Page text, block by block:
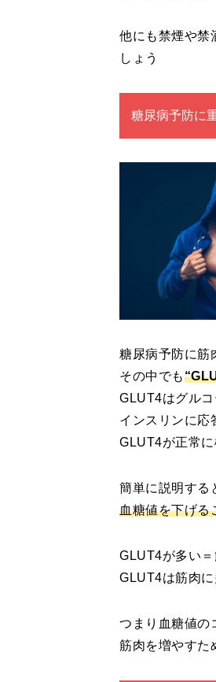
他にも禁煙や禁
しょう
糖尿病予防に
糖尿病予防に筋
その中でも
GLUT4はグル
インスリンに応
GLUT4が正常
簡単に説明する
血糖値を下げる
GLUT4が多い
GLUT4は筋肉
つまり血糖値の
筋肉を増やすた